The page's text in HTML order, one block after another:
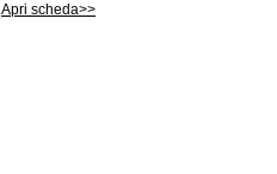
Apri scheda>>